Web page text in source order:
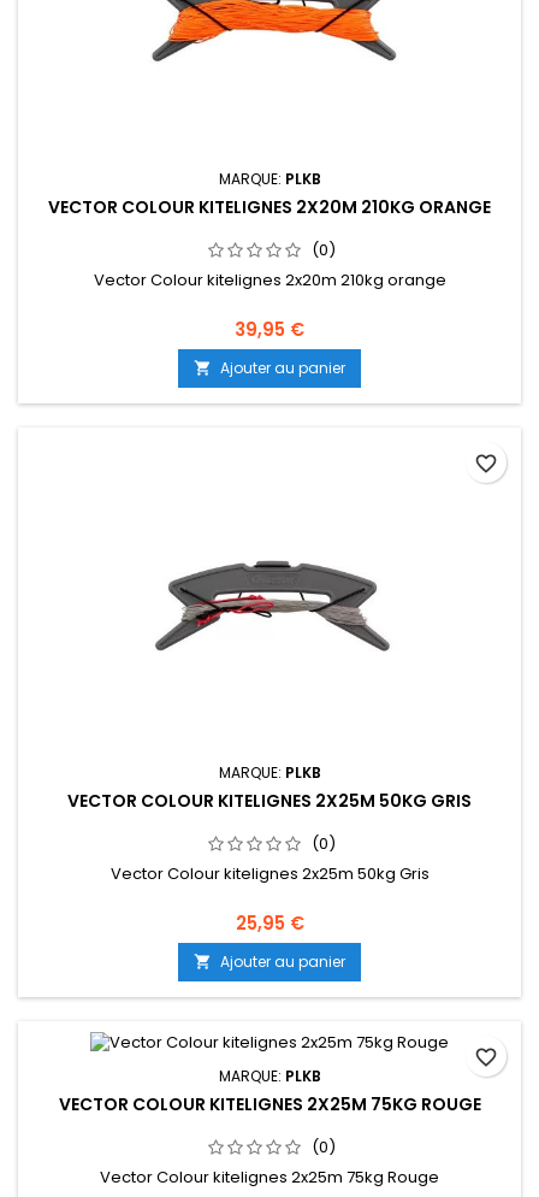
MARQUE: PLKB
VECTOR COLOUR KITELIGNES 2X20M 210KG ORANGE
(0)
Vector Colour kitelignes 2x20m 210kg orange
39,95 €
 Ajouter au panier
MARQUE: PLKB
VECTOR COLOUR KITELIGNES 2X25M 50KG GRIS
(0)
Vector Colour kitelignes 2x25m 50kg Gris
25,95 €
 Ajouter au panier
favorite_border
MARQUE: PLKB
VECTOR COLOUR KITELIGNES 2X25M 75KG ROUGE
(0)
Vector Colour kitelignes 2x25m 75kg Rouge
favorite_border